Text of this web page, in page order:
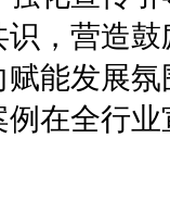
识，营造
能发展
在全行